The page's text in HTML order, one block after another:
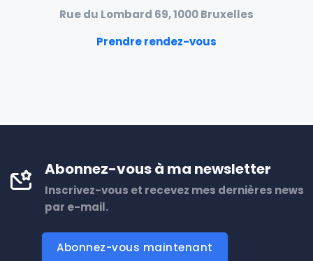
Rue du Lombard 69, 1000 Bruxelles
Prendre rendez-vous
Abonnez-vous à ma newsletter
Inscrivez-vous et recevez mes dernières news
par e-mail.
Abonnez-vous maintenant